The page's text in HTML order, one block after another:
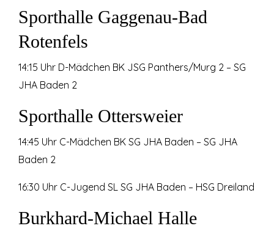
Sporthalle Gaggenau-Bad
Rotenfels
14:15 Uhr D-Mädchen BK JSG Panthers/Murg 2 – SG
JHA Baden 2
Sporthalle Ottersweier
14:45 Uhr C-Mädchen BK SG JHA Baden – SG JHA
Baden 2
16:30 Uhr C-Jugend SL SG JHA Baden – HSG Dreiland
Burkhard-Michael Halle